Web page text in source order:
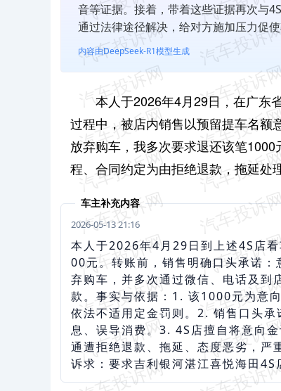
音等证据。接着，带着这些证据再次与
通过法律途径解决，给对方施加压力促使
内容由DeepSeek-R1模型生成
本人于2026年4月29日，在广东
过程中，被店内销售以预留提车名额
放弃购车，我多次要求退还该笔
程、合同约定为由拒绝退款，拖延处
车主补充内容
2026-05-13 21:16
本人于2026年4月29日到上述4S店
00元。转账前，销售明确口头承诺
弃购车，并多次通过微信、电话及
款。事实与依据：1. 该1000元为意
依法不适用定金罚则。2. 销售口头
息、误导消费。3. 4S店擅自将意向
通遭拒绝退款、拖延、态度恶劣，严
诉求：要求吉利银河湛江喜悦海田4S